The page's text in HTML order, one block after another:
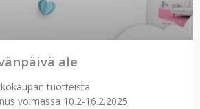
ale
tuotteista
voimassa 10.2-16.2.2025